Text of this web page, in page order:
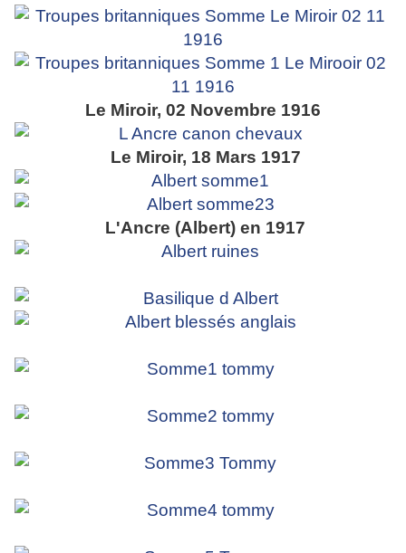
Le Miroir, 02 Novembre 1916
Le Miroir, 18 Mars 1917
L'Ancre (Albert) en 1917